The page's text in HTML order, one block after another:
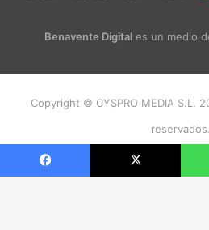
Benavente Digital es un medio
Copyright © CYSPRO MEDIA S.L.
reservados.
Facebook X